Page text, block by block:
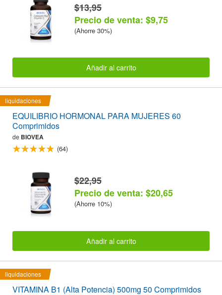
$13,95
Precio de venta: $9,75
(Ahorre 30%)
Añadir al carrito
liquidaciones
EQUILIBRIO HORMONAL PARA MUJERES 60
Comprimidos
de BIOVEA
(64)
$22,95
Precio de venta: $20,65
(Ahorre 10%)
Añadir al carrito
liquidaciones
VITAMINA B1 (Alta Potencia) 500mg 50 Comprimidos